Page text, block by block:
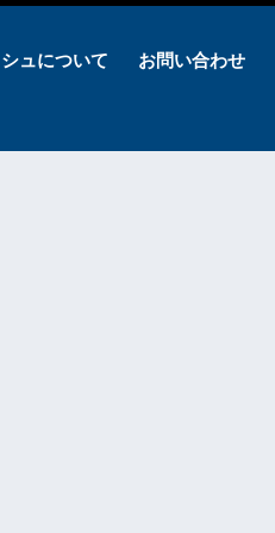
ュについて お問い合わせ